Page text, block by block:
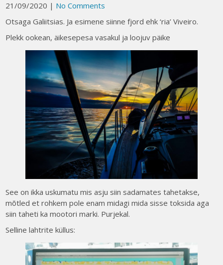
21/09/2020 | No Comments
Otsaga Galiitsias. Ja esimene siinne fjord ehk ‘ria’ Viveiro.
Plekk ookean, äikesepesa vasakul ja loojuv päike
See on ikka uskumatu mis asju siin sadamates tahetakse,
mõtled et rohkem pole enam midagi mida sisse toksida aga
siin taheti ka mootori marki. Purjekal.
Selline lahtrite küllus: